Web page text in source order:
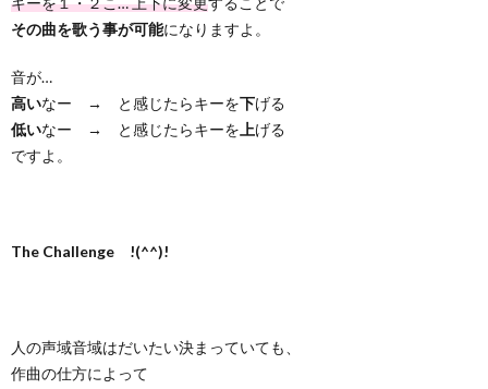
その曲を歌う事が可能になりますよ。
音が…
高いなー → と感じたらキーを下げる
低いなー → と感じたらキーを 上げる
ですよ。
The Challenge !(^^)!
人の声域音域はだいたい決まっていても、
作曲の仕方によって